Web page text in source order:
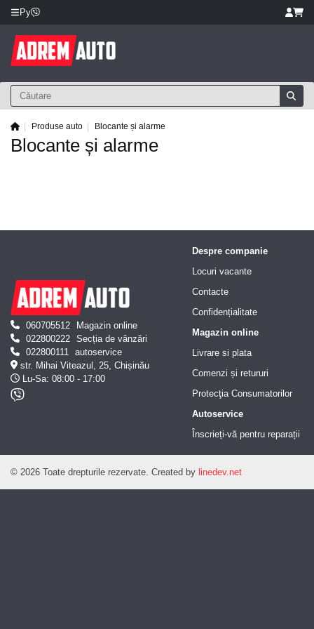
Ру
Produse auto Blocante și alarme
Blocante și alarme
060705512
Magazin online
022800222
Secția de vânzări
022800111
autoservice
str. Mihai Viteazul, 25, Chișinău
Lu-Sa: 08:00 - 17:00
Despre companie
Locuri vacante
Contacte
Confidențialitate
Magazin online
Livrare si plata
Comenzi și retururi
Protecţia Consumatorilor
Autoservice
Înscrieți-vă pentru reparații
© 2026 Toate drepturile rezervate. Created by linedev.net